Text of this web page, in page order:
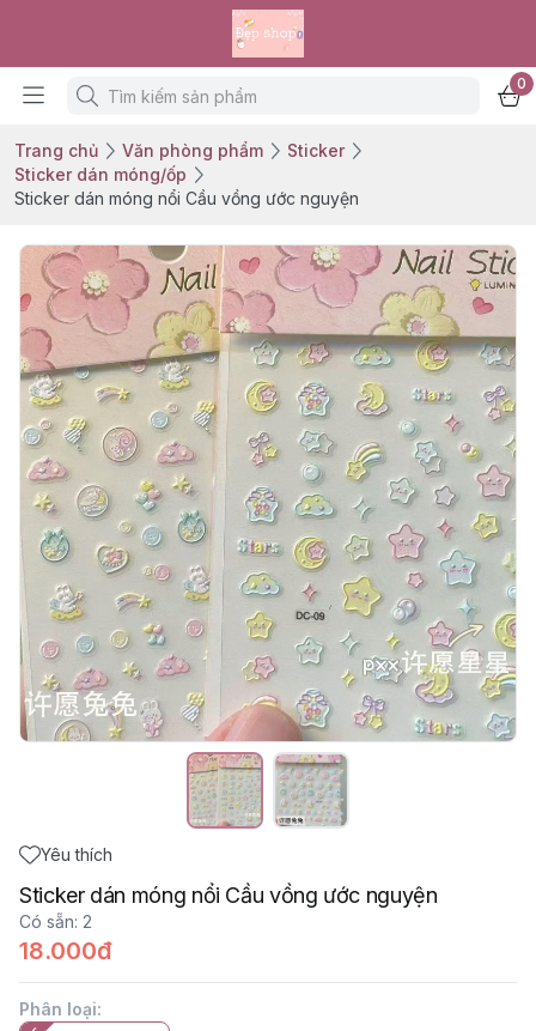
0
Trang chủ Văn phòng phẩm
Sticker
Sticker dán móng/ốp
Sticker dán móng nổi Cầu vồng ước nguyện
Yêu thích
Sticker dán móng nổi Cầu vồng ước nguyện
Có sẵn: 2
18.000đ
Phân loại: